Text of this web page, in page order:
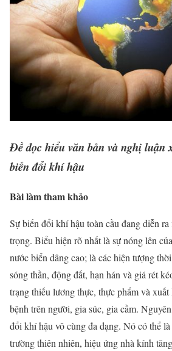
Đề đọc hiểu văn bản và nghị luận
biến đổi khí hậu
Bài làm tham khảo
Sự biến đổi khí hậu toàn cầu đang diễn
trọng. Biểu hiện rõ nhất là sự nóng lên
nước biển dâng cao; là các hiện tượng
sóng thần, động đất, hạn hán và giá rét
trạng thiếu lương thực, thực phẩm và
bệnh trên người, gia súc, gia cầm.
đổi khí hậu vô cùng đa dạng. Nó có thể
trường thiên nhiên, hiệu ứng nhà kính